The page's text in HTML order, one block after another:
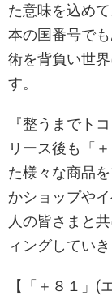
た意味を込め
本の国番号で
術を背負い世
す。
『整うまでト
リース後も「
た様々な商品
かショップや
人の皆さまと
ィングしていき
【「＋８１」(